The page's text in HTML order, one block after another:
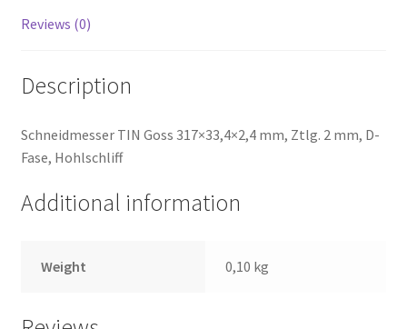
Reviews (0)
Description
Schneidmesser TIN Goss 317×33,4×2,4 mm, Ztlg. 2 mm, D-
Fase, Hohlschliff
Additional information
Weight 0,10 kg